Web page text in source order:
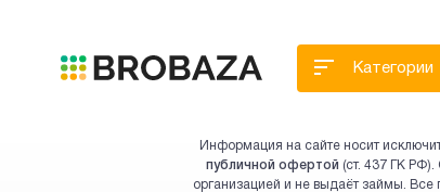
Категории
Информация на сайте носит
публичной офертой (ст. 437 ГК
организацией и не выдаёт займы. Все